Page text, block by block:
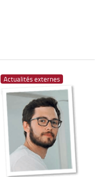
Actualités externes